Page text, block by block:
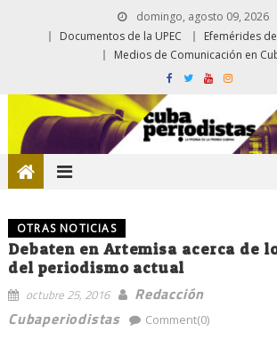
domingo, agosto 09, 2026
Documentos de la UPEC
Efemérides
Medios de Comunicación en
OTRAS NOTICIAS
Debaten en Artemisa acerca de
del periodismo actual
octubre 25, 2016
Redacción
Cubaperiodistas
Comment(0)